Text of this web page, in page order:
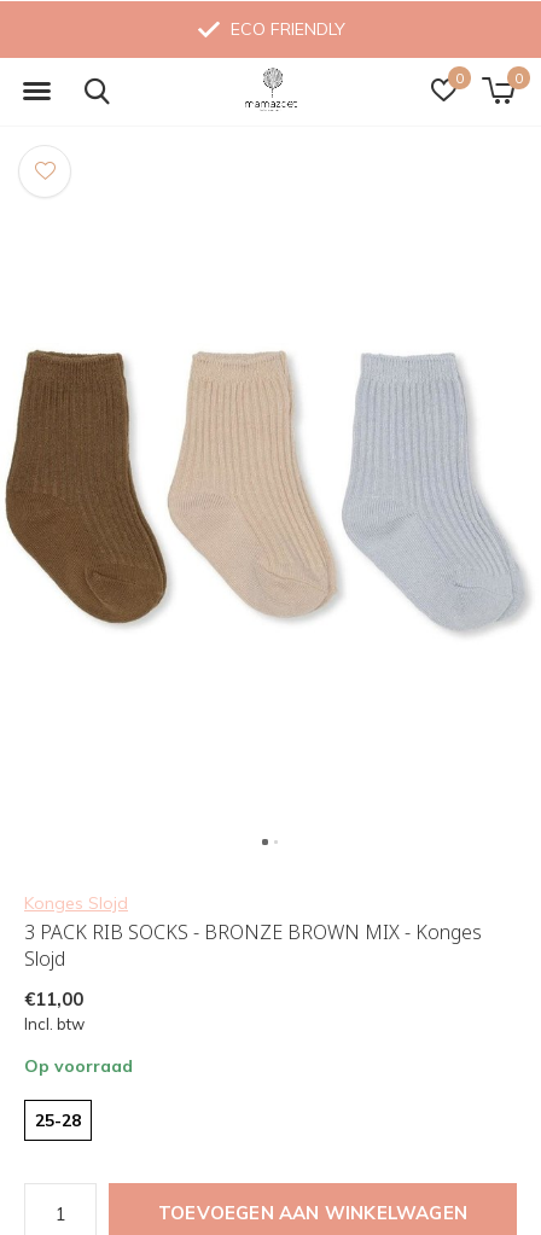
0 0
ECO FRIENDLY
Konges Slojd
3 PACK RIB SOCKS - BRONZE BROWN MIX - Konges
Slojd
€11,00
Incl. btw
Op voorraad
25-28
TOEVOEGEN AAN WINKELWAGEN